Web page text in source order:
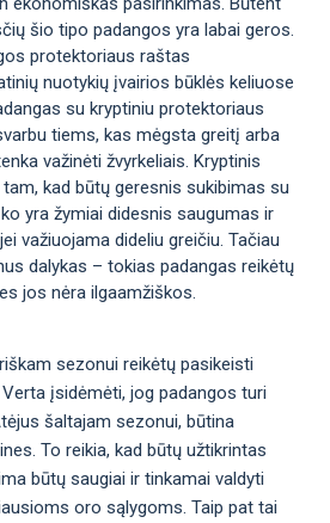
šio tipo padangos yra labai geros.
protektoriaus raštas
nuotykių įvairios būklės keliuose
su kryptiniu protektoriaus
tiems, kas mėgsta greitį arba
važinėti žvyrkeliais. Kryptinis
kad būtų geresnis sukibimas su
yra žymiai didesnis saugumas ir
važiuojama dideliu greičiu. Tačiau
dalykas – tokias padangas reikėtų
jos nėra ilgaamžiškos.
sezonui reikėtų pasikeisti
įsidėmėti, jog padangos turi
šaltajam sezonui, būtina
To reikia, kad būtų užtikrintas
būtų saugiai ir tinkamai valdyti
oro sąlygoms. Taip pat tai